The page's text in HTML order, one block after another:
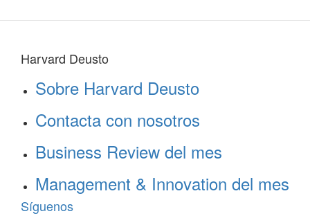
Harvard Deusto
Sobre Harvard Deusto
Contacta con nosotros
Business Review del mes
Management & Innovation del mes
Síguenos